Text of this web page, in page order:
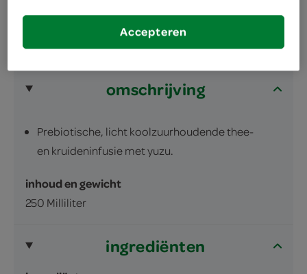
omschrijving
Prebiotische, licht koolzuurhoudende thee-
en kruideninfusie met yuzu.
inhoud en gewicht
250 Milliliter
ingrediënten
Accepteren